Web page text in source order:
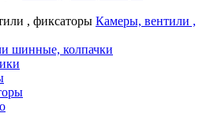
, фиксаторы Камеры, вентили ,
шинные, колпачки